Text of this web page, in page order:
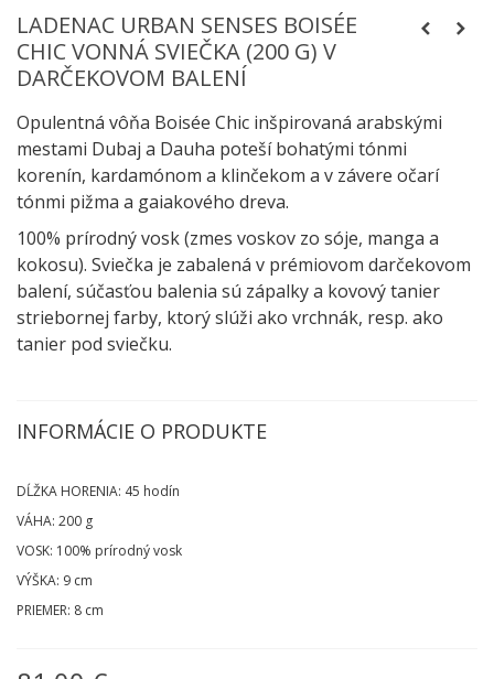
LADENAC URBAN SENSES BOISÉE
CHIC VONNÁ SVIEČKA (200 G) V
DARČEKOVOM BALENÍ
Opulentná vôňa Boisée Chic inšpirovaná arabskými
mestami Dubaj a Dauha poteší bohatými tónmi
korenín, kardamónom a klinčekom a v závere očarí
tónmi pižma a gaiakového dreva.
100% prírodný vosk (zmes voskov zo sóje, manga a
kokosu). Sviečka je zabalená v prémiovom darčekovom
balení, súčasťou balenia sú zápalky a kovový tanier
striebornej farby, ktorý slúži ako vrchnák, resp. ako
tanier pod sviečku.
INFORMÁCIE O PRODUKTE
DĹŽKA HORENIA: 45 hodín
VÁHA: 200 g
VOSK: 100% prírodný vosk
VÝŠKA: 9 cm
PRIEMER: 8 cm